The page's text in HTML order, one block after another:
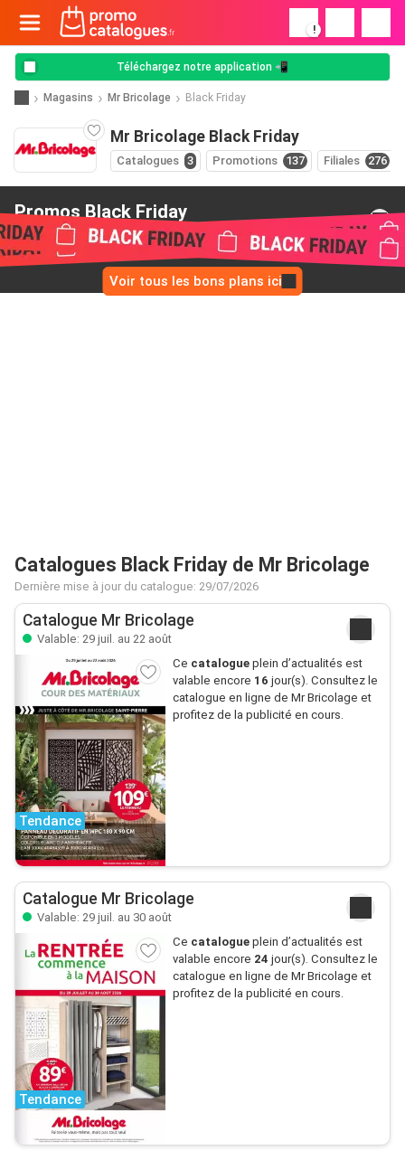
!
Téléchargez notre application 📲
Magasins Mr Bricolage Black Friday
Mr Bricolage Black Friday
Catalogues 3 Promotions 137 Filiales 276
Promos Black Friday
de Mr Bricolage
Voir tous les bons plans ici
Catalogues Black Friday de Mr Bricolage
Dernière mise à jour du catalogue: 29/07/2026
Catalogue Mr Bricolage
Valable: 29 juil. au 22 août
Tendance
Ce catalogueplein d’actualités est
valable encore 16 jour(s). Consultez le
catalogue en ligne de Mr Bricolage et
profitez de la publicité en cours.
Catalogue Mr Bricolage
Valable: 29 juil. au 30 août
Tendance
Ce catalogueplein d’actualités est
valable encore 24 jour(s). Consultez le
catalogue en ligne de Mr Bricolage et
profitez de la publicité en cours.